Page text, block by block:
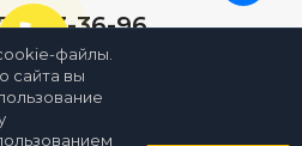
013-36-96
файлы.
сайта вы